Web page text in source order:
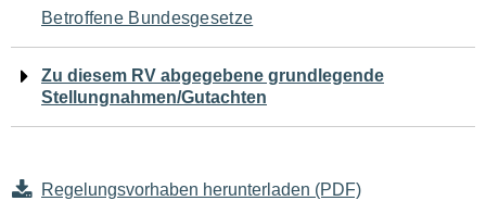
Betroffene Bundesgesetze
Zu diesem RV abgegebene grundlegende
Stellungnahmen/Gutachten
Regelungsvorhaben herunterladen (PDF)